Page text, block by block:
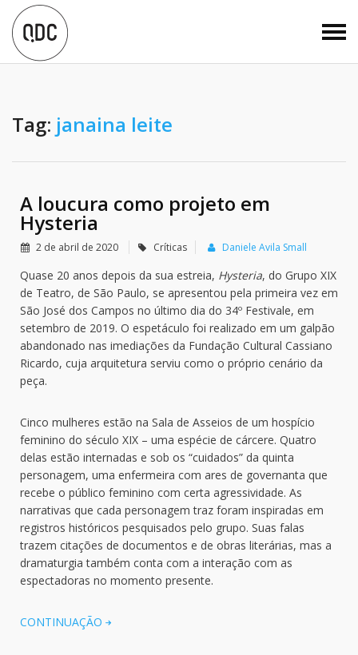
Tag: janaina leite
A loucura como projeto em
Hysteria
2 de abril de 2020 Críticas Daniele Avila Small
Quase 20 anos depois da sua estreia, Hysteria, do Grupo XIX
de Teatro, de São Paulo, se apresentou pela primeira vez em
São José dos Campos no último dia do 34º Festivale, em
setembro de 2019. O espetáculo foi realizado em um galpão
abandonado nas imediações da Fundação Cultural Cassiano
Ricardo, cuja arquitetura serviu como o próprio cenário da
peça.
Cinco mulheres estão na Sala de Asseios de um hospício
feminino do século XIX – uma espécie de cárcere. Quatro
delas estão internadas e sob os “cuidados” da quinta
personagem, uma enfermeira com ares de governanta que
recebe o público feminino com certa agressividade. As
narrativas que cada personagem traz foram inspiradas em
registros históricos pesquisados pelo grupo. Suas falas
trazem citações de documentos e de obras literárias, mas a
dramaturgia também conta com a interação com as
espectadoras no momento presente.
CONTINUAÇÃO